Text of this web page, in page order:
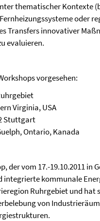
thematischer Kontexte
oder
Transfers innovativer
evaluieren.
vorgesehen:
Virginia, USA
Stuttgart
Ontario, Kanada
der vom 17.-19.10.2011
integrierte kommunale
Ruhrgebiet und hat
von